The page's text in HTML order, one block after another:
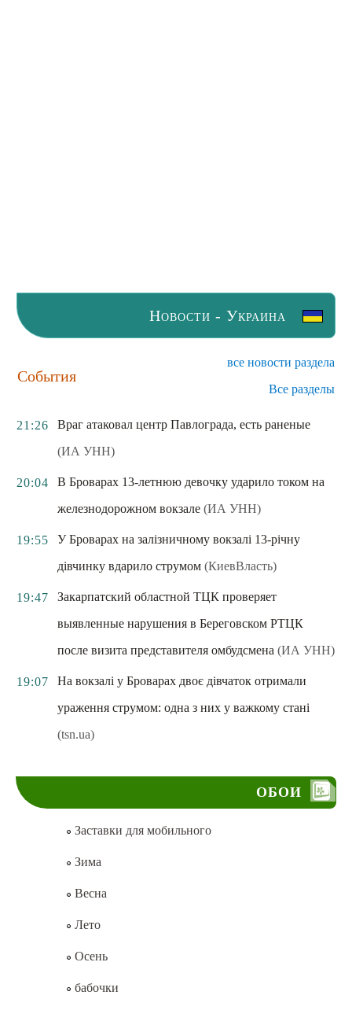
Новости - Украина
События
все новости раздела
Все разделы
21:26
Враг атаковал центр Павлограда, есть раненые
(ИА УНН)
20:04
В Броварах 13-летнюю девочку ударило током на
железнодорожном вокзале (ИА УНН)
19:55
У Броварах на залізничному вокзалі 13-річну
дівчинку вдарило струмом (КиевВласть)
19:47
Закарпатский областной ТЦК проверяет
выявленные нарушения в Береговском РТЦК
после визита представителя омбудсмена (ИА УНН)
19:07
На вокзалі у Броварах двоє дівчаток отримали
ураження струмом: одна з них у важкому стані
(tsn.ua)
ОБОИ
Заставки для мобильного
Зима
Весна
Лето
Осень
бабочки